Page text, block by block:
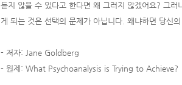
듣지 않을 수 있다고 한다면 왜 그러지 않겠어요? 그
게 되는 것은 선택의 문제가 아닙니다. 왜냐하면 당신
- 저자: Jane Goldberg
- 원제: What Psychoanalysis is Trying to Achieve?